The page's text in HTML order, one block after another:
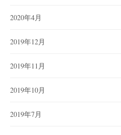
2020年4月
2019年12月
2019年11月
2019年10月
2019年7月